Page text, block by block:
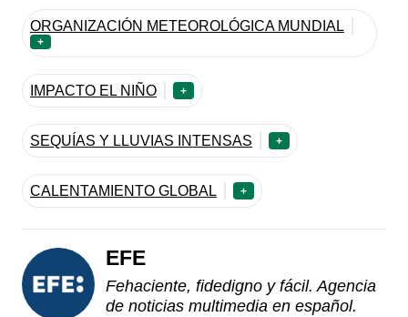
ORGANIZACIÓN METEOROLÓGICA MUNDIAL
+
IMPACTO EL NIÑO +
SEQUÍAS Y LLUVIAS INTENSAS +
CALENTAMIENTO GLOBAL +
EFE
Fehaciente, fidedigno y fácil. Agencia
de noticias multimedia en español.